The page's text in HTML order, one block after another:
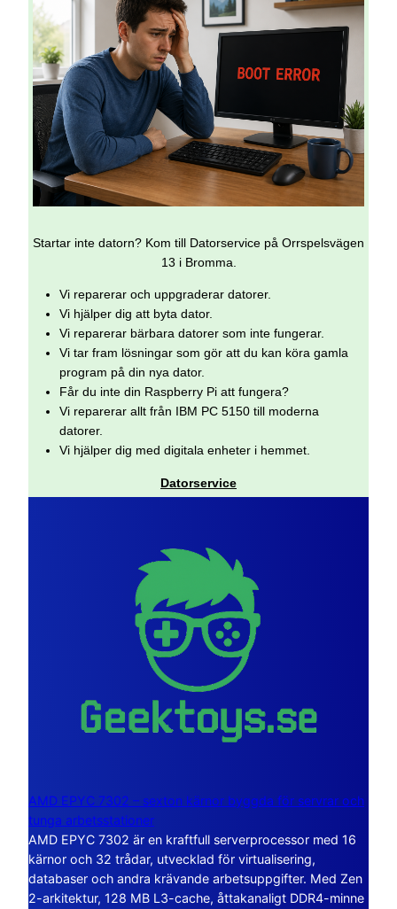
Startar inte datorn? Kom till Datorservice på Orrspelsvägen
13 i Bromma.
Vi reparerar och uppgraderar datorer.
Vi hjälper dig att byta dator.
Vi reparerar bärbara datorer som inte fungerar.
Vi tar fram lösningar som gör att du kan köra gamla
program på din nya dator.
Får du inte din Raspberry Pi att fungera?
Vi reparerar allt från IBM PC 5150 till moderna
datorer.
Vi hjälper dig med digitala enheter i hemmet.
Datorservice
AMD EPYC 7302 – sexton kärnor byggda för servrar och
tunga arbetsstationer
AMD EPYC 7302 är en kraftfull serverprocessor med 16
kärnor och 32 trådar, utvecklad för virtualisering,
databaser och andra krävande arbetsuppgifter. Med Zen
2-arkitektur, 128 MB L3-cache, åttakanaligt DDR4-minne